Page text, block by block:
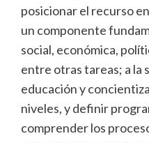
posicionar el recurso
un componente
social, económica,
entre otras tareas; a la
educación y
niveles, y definir
comprender los